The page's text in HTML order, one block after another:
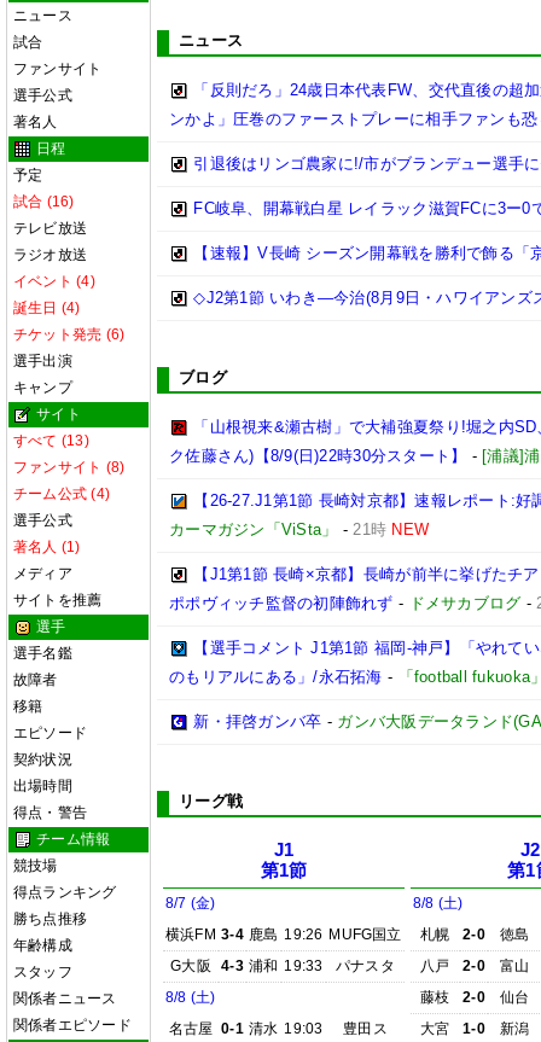
ニュース
試合
ファンサイト
選手公式
著名人
日程
予定
試合 (16)
テレビ放送
ラジオ放送
イベント (4)
誕生日 (4)
チケット発売 (6)
選手出演
キャンプ
サイト
すべて (13)
ファンサイト (8)
チーム公式 (4)
選手公式
著名人 (1)
メディア
サイトを推薦
選手
選手名鑑
故障者
移籍
エピソード
契約状況
出場時間
得点・警告
チーム情報
競技場
得点ランキング
勝ち点推移
年齢構成
スタッフ
関係者ニュース
関係者エピソード
ニュース
「反則だろ」24歳日本代表FW、交代直後の
ンかよ」圧巻のファーストプレーに相手ファンも恐
引退後はリンゴ農家に!/市がブランデュー選手
FC岐阜、開幕戦白星 レイラック滋賀FCに3ー0
【速報】V長崎 シーズン開幕戦を勝利で飾る「
◇J2第1節 いわき―今治(8月9日・ハワイアンズ
ブログ
「山根視来&瀬古樹」で大補強夏祭り!堀之内
ク佐藤さん)【8/9(日)22時30分スタート】
- [浦議]
【26-27.J1第1節 長崎対京都】速報レポート:
カーマガジン「ViSta」
-21時 NEW
【J1第1節 長崎×京都】長崎が前半に挙げたチ
ポポヴィッチ監督の初陣飾れず - ドメサカブログ -
【選手コメント J1第1節 福岡-神戸】「やれて
のもリアルにある」/永石拓海 - 「football fukuoka
新・拝啓ガンバ卒 - ガンバ大阪データランド
リーグ戦
J1
第1節
8/7 (金)
横浜FM 3-4 鹿島 19:26 MUFG国立
G大阪
4-3 浦和 19:33
パナスタ
8/8 (土)
名古屋 0-1 清水 19:03
豊田ス
J2
第1
8/8 (土)
札幌
2-0
徳島
八戸
2-0
富山
藤枝
2-0
仙台
大宮
1-0
新潟